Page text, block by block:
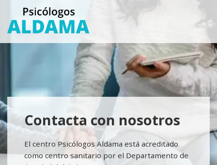
contenido
principal
barra
Contacta con nosotros
El centro Psicólogos Aldama está acreditado
como centro sanitario por el Departamento de